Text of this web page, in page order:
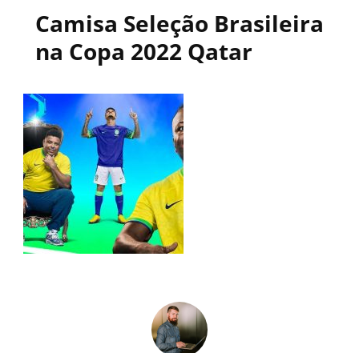
Camisa Seleção Brasileira
na Copa 2022 Qatar